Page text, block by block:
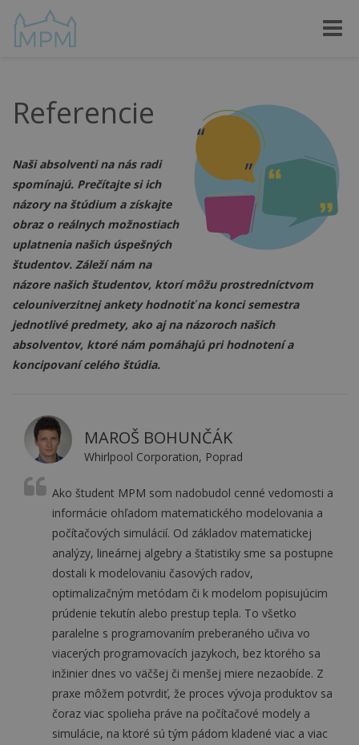
Toggle
Referencie
Naši absolventi na nás radi
spomínajú. Prečítajte si ich
názory na štúdium a získajte
obraz o reálnych možnostiach
uplatnenia našich úspešných
študentov. Záleží nám na
názore našich študentov, ktorí môžu prostredníctvom
celouniverzitnej ankety hodnotiť na konci semestra
jednotlivé predmety, ako aj na názoroch našich
absolventov, ktoré nám pomáhajú pri hodnotení a
koncipovaní celého štúdia.
MAROŠ BOHUNČÁK
Whirlpool Corporation, Poprad
Ako študent MPM som nadobudol cenné vedomosti a
informácie ohľadom matematického modelovania a
počítačových simulácií. Od základov matematickej
analýzy, lineárnej algebry a štatistiky sme sa postupne
dostali k modelovaniu časových radov,
optimalizačným metódam či k modelom popisujúcim
prúdenie tekutín alebo prestup tepla. To všetko
paralelne s programovaním preberaného učiva vo
viacerých programovacích jazykoch, bez ktorého sa
inžinier dnes vo väčšej či menšej miere nezaobíde. Z
praxe môžem potvrdiť, že proces vývoja produktov sa
čoraz viac spolieha práve na počítačové modely a
simulácie, na ktoré sú tým pádom kladené viac a viac